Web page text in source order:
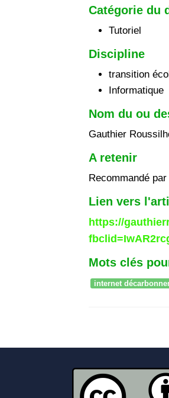
Catégorie du
Tutoriel
Discipline
transition
Informatique
Nom du ou
Gauthier
A retenir
Recommandé
Lien vers
https://
Mots clés
internet